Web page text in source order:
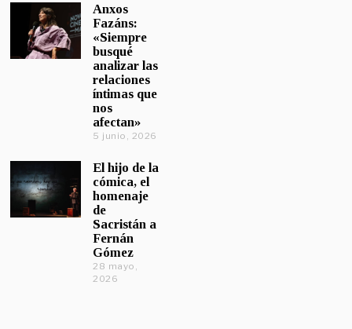
Anxos
Fazáns:
«Siempre
busqué
analizar las
relaciones
íntimas que
nos
afectan»
5 junio, 2026
El hijo de la
cómica, el
homenaje
de
Sacristán a
Fernán
Gómez
28 mayo,
2026